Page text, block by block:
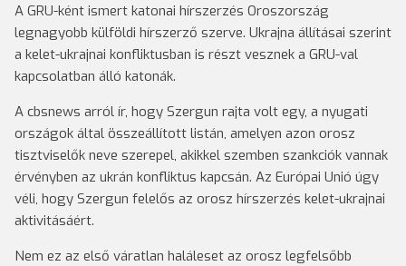
A GRU-ként ismert katonai hírszerzés Oroszország
legnagyobb külföldi hírszerző szerve. Ukrajna állításai szerint
a kelet-ukrajnai konfliktusban is részt vesznek a GRU-val
kapcsolatban álló katonák.
A cbsnews arról ír, hogy Szergun rajta volt egy, a nyugati
országok által összeállított listán, amelyen azon orosz
tisztviselők neve szerepel, akikkel szemben szankciók vannak
érvényben az ukrán konfliktus kapcsán. Az Európai Unió úgy
véli, hogy Szergun felelős az orosz hírszerzés kelet-ukrajnai
aktivitásáért.
Nem ez az első váratlan haláleset az orosz legfelsőbb